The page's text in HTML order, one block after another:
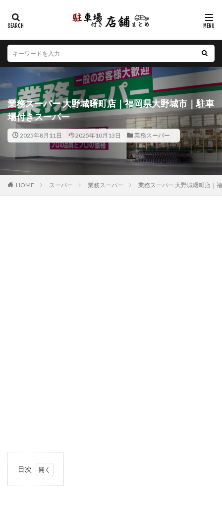
業務スーパー 大野城曙町店｜福岡県大野城市｜駐車
場付きスーパー
2025年8月11日 2025年10月13日 業務スーパー
HOME スーパー 業務スーパー 業務スーパー 大野城曙町店｜
目次
カテゴリー
エリア
北海道 青森県 岩手県 宮城県
秋田県
山形県
福島県 茨城県 栃木県
群馬県
埼玉県
千葉県 東京都 神奈川県
新潟県
山梨県
長野県 富山県 石川県
福井県
岐阜県
静岡県 愛知県 三重県
滋賀県
京都府
大阪府 兵庫県 奈良県
和歌山県
鳥取県
島根県 岡山県 広島県
山口県
徳島県
香川県 愛媛県 高知県
福岡県
佐賀県
長崎県 熊本県 大分県
宮崎県